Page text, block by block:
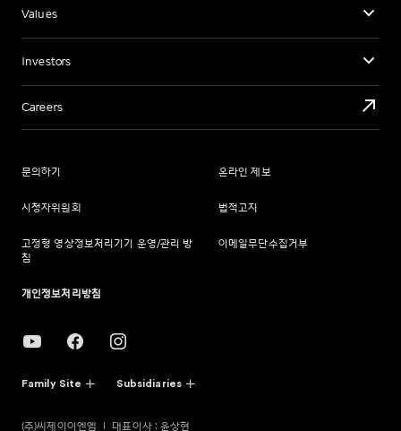
Values
Investors
Careers
문의하기 온라인 제보
시청자위원회 법적고지
고정형 영상정보처리기기 운영/관리 방
침
이메일무단수집거부
개인정보처리방침
Family Site Subsidiaries
(주)씨제이이엔엠 대표이사 : 윤상현